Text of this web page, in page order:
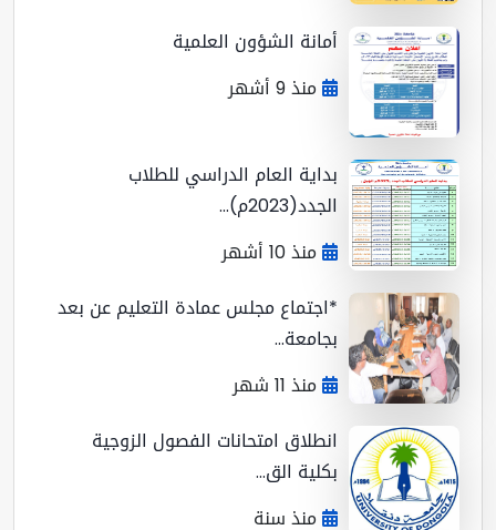
أمانة الشؤون العلمية
منذ 9 أشهر
بداية العام الدراسي للطلاب
الجدد(2023م)...
منذ 10 أشهر
*اجتماع مجلس عمادة التعليم عن بعد
بجامعة...
منذ 11 شهر
انطلاق امتحانات الفصول الزوجية
بكلية الق...
منذ سنة